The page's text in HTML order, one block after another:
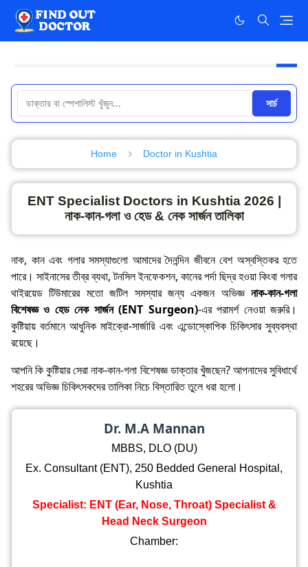
সার্চ
Home Doctor in Kushtia
ENT Specialist Doctors in Kushtia 2026 |
নাক-কান-গলা ও হেড & নেক সার্জন তালিকা
নাক, কান এবং গলার সমস্যাগুলো আমাদের দৈনন্দিন জীবনে বেশ অস্বস্তিকর হতে
পারে। সাইনাসের তীব্র ব্যথা, টনসিল ইনফেকশন, কানের পর্দা ছিদ্র হওয়া কিংবা গলার
থাইরয়েড টিউমারের মতো জটিল সমস্যার জন্য একজন অভিজ্ঞ নাক-কান-গলা
বিশেষজ্ঞ ও হেড নেক সার্জন (ENT Surgeon)-এর পরামর্শ নেওয়া জরুরি।
কুষ্টিয়ায় বর্তমানে আধুনিক মাইক্রো-সার্জারি এবং এন্ডোস্কোপিক চিকিৎসার সুব্যবস্থা
রয়েছে।
আপনি কি কুষ্টিয়ার সেরা নাক-কান-গলা বিশেষজ্ঞ ডাক্তার খুঁজছেন? আপনাদের সুবিধার্থে
শহরের অভিজ্ঞ চিকিৎসকদের তালিকা নিচে বিস্তারিত তুলে ধরা হলো।
Dr. M.A Mannan
MBBS, DLO (DU)
Ex. Consultant (ENT), 250 Bedded General Hospital,
Kushtia
Specialist: ENT (Ear, Nose, Throat) Specialist &
Head Neck Surgeon
Chamber: